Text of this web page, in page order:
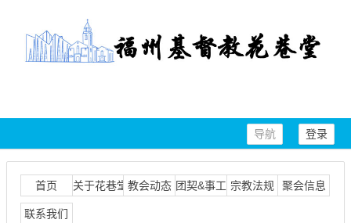
登录
导航
首页 关于花巷堂 教会动态 团契&事工 宗教法规 聚会信息
联系我们